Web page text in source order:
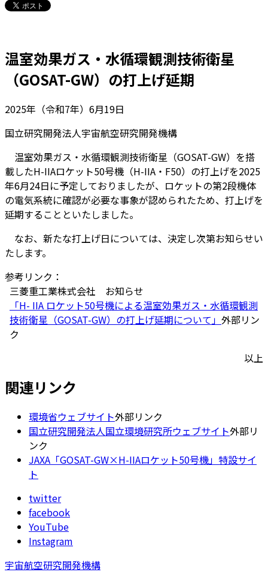
温室効果ガス・水循環観測技術衛星
（GOSAT-GW）の打上げ延期
2025年（令和7年）6月19日
国立研究開発法人宇宙航空研究開発機構
温室効果ガス・水循環観測技術衛星（GOSAT-GW）を搭
載したH-IIAロケット50号機（H-IIA・F50）の打上げを2025
年6月24日に予定しておりましたが、ロケットの第2段機体
の電気系統に確認が必要な事象が認められたため、打上げを
延期することといたしました。
なお、新たな打上げ日については、決定し次第お知らせい
たします。
参考リンク：
三菱重工業株式会社 お知らせ
「H- IIA ロケット50号機による温室効果ガス・水循環観測
技術衛星（GOSAT-GW）の打上げ延期について」 外部リン
ク
以上
関連リンク
環境省ウェブサイト外部リンク
国立研究開発法人国立環境研究所ウェブサイト外部リ
ンク
JAXA「GOSAT-GW×H-IIAロケット50号機」特設サイ
ト
twitter
facebook
YouTube
Instagram
宇宙航空研究開発機構